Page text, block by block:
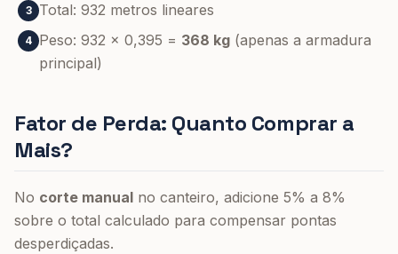
3 Total: 932 metros lineares
4 Peso: 932 × 0,395 = 368 kg (apenas a armadura
principal)
Fator de Perda: Quanto Comprar a
Mais?
No corte manual no canteiro, adicione 5% a 8%
sobre o total calculado para compensar pontas
desperdiçadas.